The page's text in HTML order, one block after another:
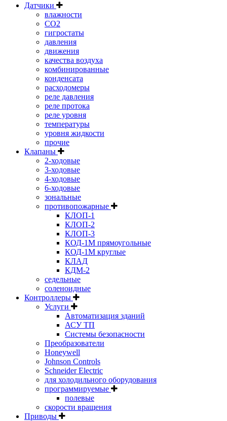
Датчики
влажности
CO2
гигростаты
давления
движения
качества воздуха
комбинированные
конденсата
расходомеры
реле давления
реле протока
реле уровня
температуры
уровня жидкости
прочие
Клапаны
2-ходовые
3-ходовые
4-ходовые
6-ходовые
зональные
противопожарные
КЛОП-1
КЛОП-2
КЛОП-3
КОД-1М прямоугольные
КОД-1М круглые
КЛАД
КДМ-2
седельные
соленоидные
Контроллеры
Услуги
Автоматизация зданий
АСУ ТП
Системы безопасности
Преобразователи
Honeywell
Johnson Controls
Schneider Electric
для холодильного оборудования
программируемые
полевые
скорости вращения
Приводы